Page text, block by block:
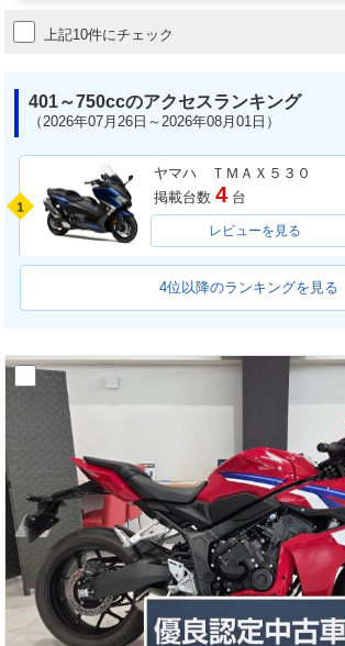
上記10件にチェック
401～750ccのアクセスランキング
（2026年07月26日～2026年08月01日）
1
ヤマハ ＴＭＡＸ５３０
掲載台数 4 台
レビューを見る
4位以降のランキングを見る